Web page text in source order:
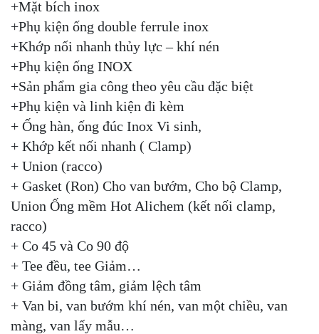
+Mặt bích inox
+Phụ kiện ống double ferrule inox
+Khớp nối nhanh thủy lực – khí nén
+Phụ kiện ống INOX
+Sản phẩm gia công theo yêu cầu đặc biệt
+Phụ kiện và linh kiện đi kèm
+ Ống hàn, ống đúc Inox Vi sinh,
+ Khớp kết nối nhanh ( Clamp)
+ Union (racco)
+ Gasket (Ron) Cho van bướm, Cho bộ Clamp,
Union Ống mềm Hot Alichem (kết nối clamp,
racco)
+ Co 45 và Co 90 độ
+ Tee đều, tee Giảm…
+ Giảm đồng tâm, giảm lệch tâm
+ Van bi, van bướm khí nén, van một chiều, van
màng, van lấy mẫu…